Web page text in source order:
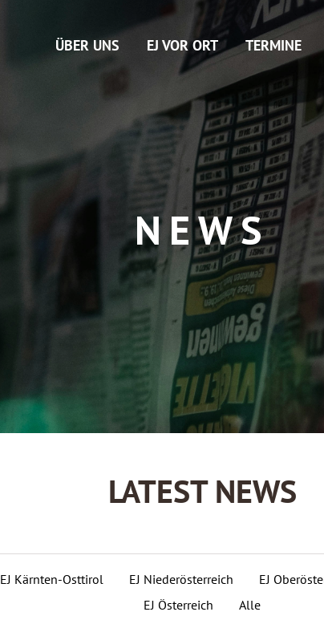
ÜBER UNS EJ VOR ORT TERMINE
NEWS
LATEST NEWS
EJ Kärnten-Osttirol EJ Niederösterreich EJ
EJ Österreich
Alle